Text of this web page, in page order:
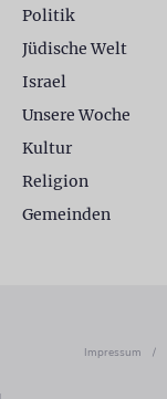
Politik
Jüdische Welt
Israel
Unsere Woche
Kultur
Religion
Gemeinden
Impressum
/